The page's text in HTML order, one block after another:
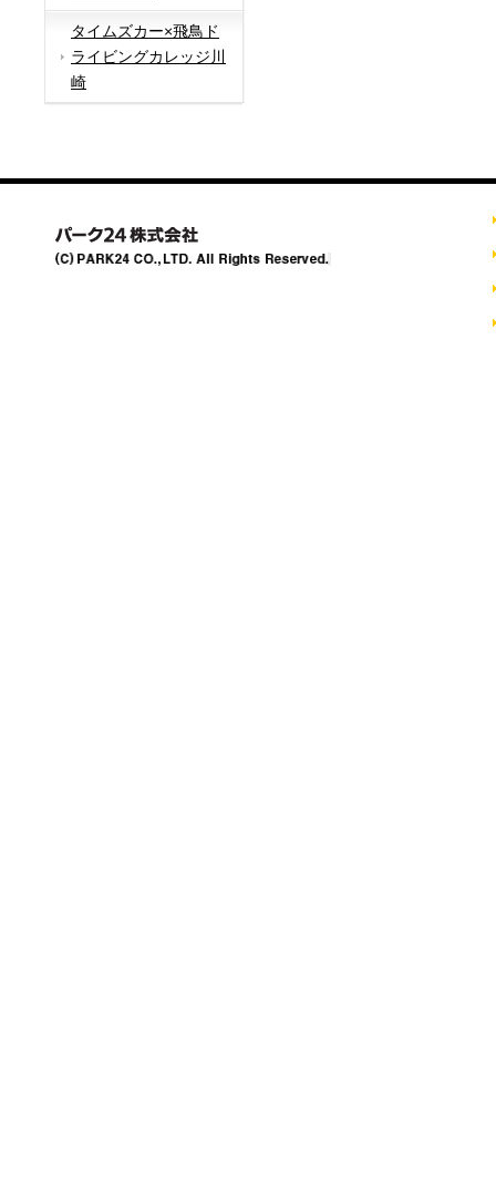
タイムズカー×飛鳥ド
ライビングカレッジ川
崎